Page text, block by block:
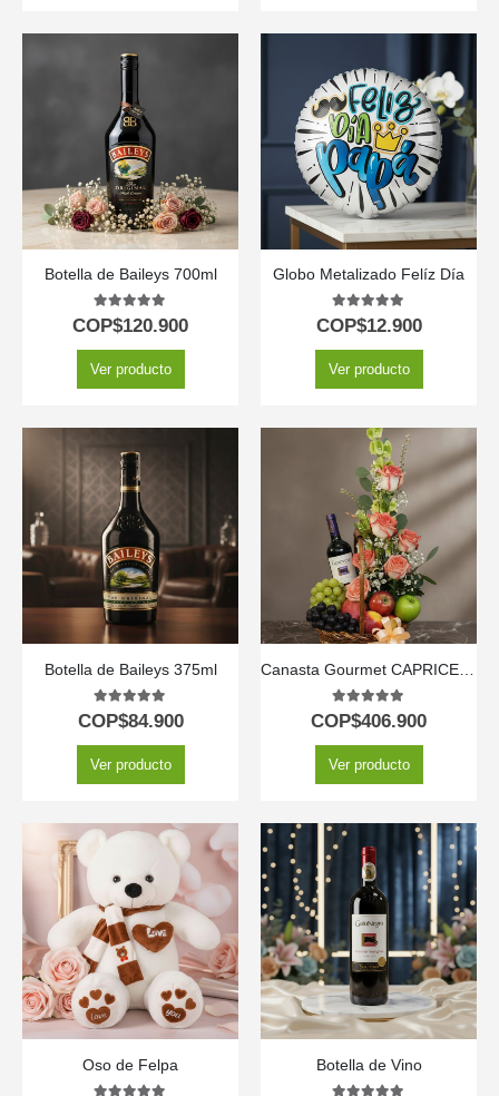
Botella de Baileys 700ml
5.00out of 5
COP$120.900
Ver producto
Globo Metalizado Felíz Día
5.00out of 5
COP$12.900
Ver producto
Botella de Baileys 375ml
5.00out of 5
COP$84.900
Ver producto
Canasta Gourmet CAPRICE: Rosas Frescas, Frutas y Vino ⚜️
5.00out of 5
COP$406.900
Ver producto
Oso de Felpa Botella de Vino